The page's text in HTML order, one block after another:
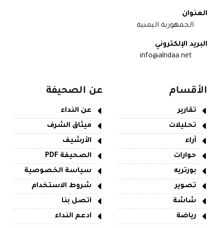
العنوان
الجمهورية اليمنية
البريد الإلكتروني
info@alndaa.net
الأقسام
تقارير
تحليلات
آراء
حوارات
بورتريه
تصوير
شاشة
رياضة
عن الصحيفة
عن النداء
ميثاق الشرف
الأرشيف
الصحيفة PDF
سياسة الخصوصية
شروط الاستخدام
اتصل بنا
ادعم النداء